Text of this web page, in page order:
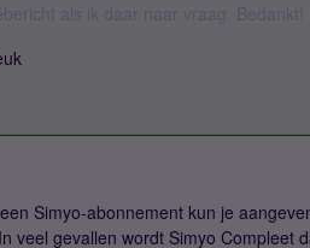
Simyo-abonnement kun je
veel gevallen wordt Simyo Compleet